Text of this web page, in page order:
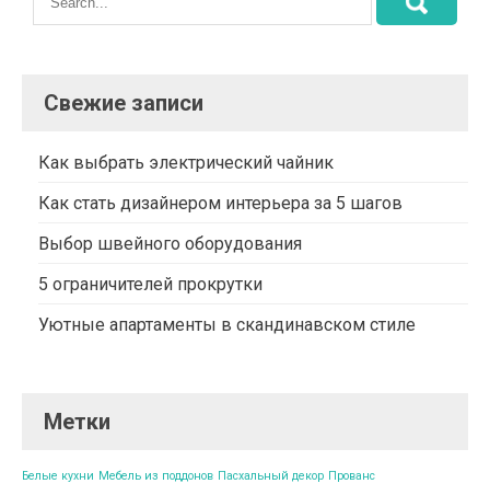
Свежие записи
Как выбрать электрический чайник
Как стать дизайнером интерьера за 5 шагов
Выбор швейного оборудования
5 ограничителей прокрутки
Уютные апартаменты в скандинавском стиле
Метки
Белые кухни Мебель из поддонов Пасхальный декор Прованс